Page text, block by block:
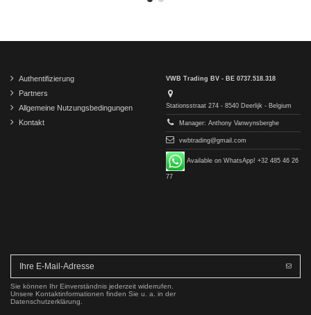
Authentifizierung
Partners
Allgemeine Nutzungsbedingungen
Kontakt
VWB Trading BV - BE 0737.518.318
Stationsstraat 274 - 8540 Deerlijk - Belgium
Manager: Anthony Vanwynsberghe
vwbtrading@gmail.com
Available on WhatsApp! +32 485 46 26
77
Sie können Ihr Einverständnis jederzeit widerrufen.
Unsere Kontaktinformationen finden Sie u. a. in der
Datenschutzerklärung.